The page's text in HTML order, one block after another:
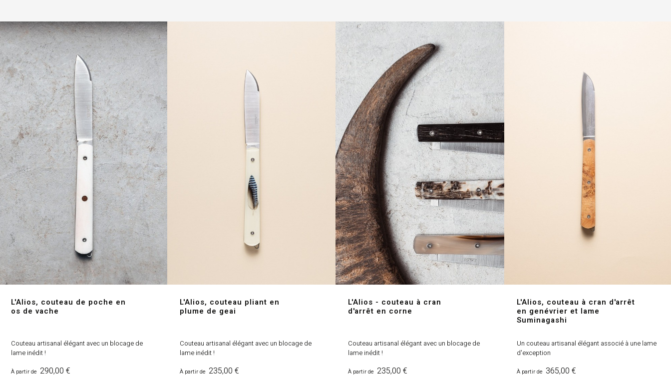
L'Alios, couteau de poche en
os de vache
Couteau artisanal élégant avec un blocage de
lame inédit !
À partir de Prix
290,00 €
L'Alios, couteau pliant en
plume de geai
Couteau artisanal élégant avec un blocage de
lame inédit !
À partir de Prix
235,00 €
L'Alios - couteau à cran
d'arrêt en corne
Couteau artisanal élégant avec un blocage de
lame inédit !
À partir de Prix
235,00 €
L'Alios, couteau à cran d'arrêt
en genévrier et lame
Suminagashi
Un couteau artisanal élégant associé à une lame
d'exception
À partir de Prix
365,00 €